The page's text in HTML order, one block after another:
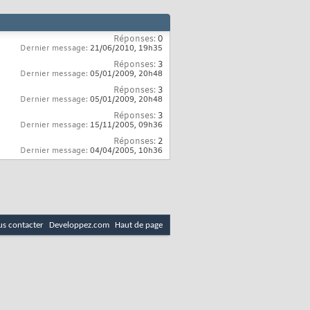
Réponses:0
Dernier message: 21/06/2010, 19h35
Réponses: 3
Dernier message: 05/01/2009, 20h48
Réponses: 3
Dernier message: 05/01/2009, 20h48
Réponses: 3
Dernier message: 15/11/2005, 09h36
Réponses: 2
Dernier message: 04/04/2005, 10h36
contacter Developpez.com Haut de page